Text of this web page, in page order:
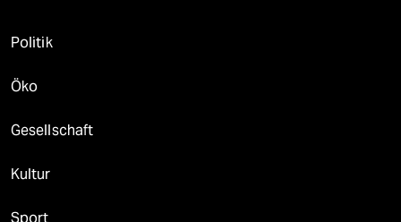
Politik
Öko
Gesellschaft
Kultur
Sport